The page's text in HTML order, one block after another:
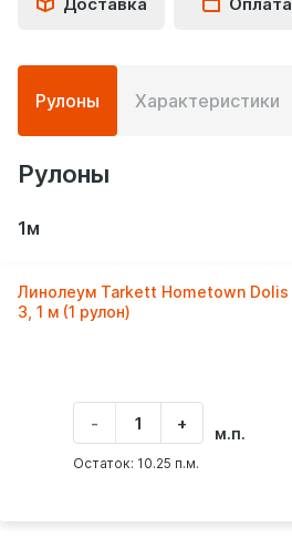
Подробная
информация
о
товаре
Рулоны Характеристики
Рулоны
1м
Линолеум Tarkett Hometown Dolis
3, 1 м (1 рулон)
-
Укажите
количество
товара
+ м.п.
Остаток: 10.25 п.м.